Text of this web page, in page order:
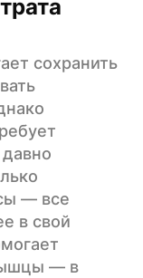
сохранить
— все
в свой
— в